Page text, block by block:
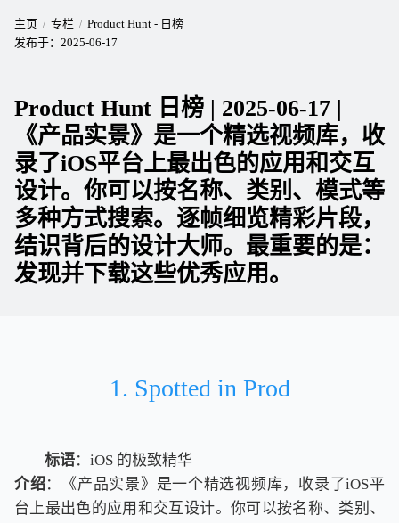
主页 专栏
Product Hunt - 日榜
发布于： 2025-06-17
Product Hunt 日榜 | 2025-06-17 |
《产品实景》是一个精选视频库，收
录了iOS平台上最出色的应用和交互
设计。你可以按名称、类别、模式等
多种方式搜索。逐帧细览精彩片段，
结识背后的设计大师。最重要的是：
发现并下载这些优秀应用。
1. Spotted in Prod
标语：iOS 的极致精华
介绍：《产品实景》是一个精选视频库，收录了iOS平
台上最出色的应用和交互设计。你可以按名称、类别、